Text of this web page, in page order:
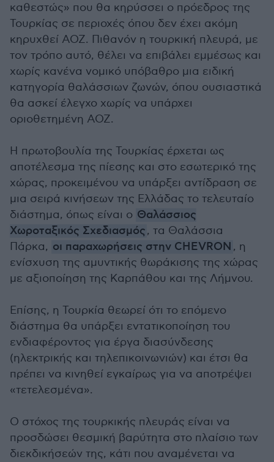
καθεστώς» που θα κηρύσσει ο πρόεδρος της
Τουρκίας σε περιοχές όπου δεν έχει ακόμη
κηρυχθεί ΑΟΖ. Πιθανόν η τουρκική πλευρά, με
τον τρόπο αυτό, θέλει να επιβάλει εμμέσως και
χωρίς κανένα νομικό υπόβαθρο μια ειδική
κατηγορία θαλάσσιων ζωνών, όπου ουσιαστικά
θα ασκεί έλεγχο χωρίς να υπάρχει
οριοθετημένη ΑΟΖ.
Η πρωτοβουλία της Τουρκίας έρχεται ως
αποτέλεσμα της πίεσης και στο εσωτερικό της
χώρας, προκειμένου να υπάρξει αντίδραση σε
μια σειρά κινήσεων της Ελλάδας το τελευταίο
διάστημα, όπως είναι ο Θαλάσσιος
Χωροταξικός Σχεδιασμός, τα Θαλάσσια
Πάρκα, οι παραχωρήσεις στην CHEVRON , η
ενίσχυση της αμυντικής θωράκισης της χώρας
με αξιοποίηση της Καρπάθου και της Λήμνου.
Επίσης, η Τουρκία θεωρεί ότι το επόμενο
διάστημα θα υπάρξει εντατικοποίηση του
ενδιαφέροντος για έργα διασύνδεσης
(ηλεκτρικής και τηλεπικοινωνιών) και έτσι θα
πρέπει να κινηθεί εγκαίρως για να αποτρέψει
«τετελεσμένα».
Ο στόχος της τουρκικής πλευράς είναι να
προσδώσει θεσμική βαρύτητα στο πλαίσιο των
διεκδικήσεών της, κάτι που αναμένεται να